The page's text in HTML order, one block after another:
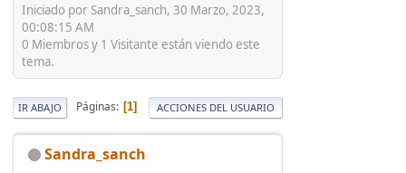
Iniciado por Sandra_sanch, 30 Marzo, 2023,
00:08:15 AM
0 Miembros y 1 Visitante están viendo este
tema.
IR ABAJO Páginas 1 ACCIONES DEL USUARIO
Sandra_sanch